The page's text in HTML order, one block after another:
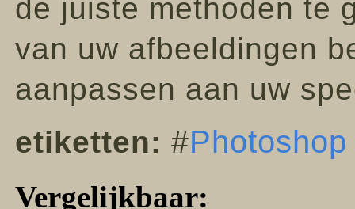
de juiste methoden te
van uw afbeeldingen
aanpassen aan uw
etiketten: #Photoshop
Vergelijkbaar: